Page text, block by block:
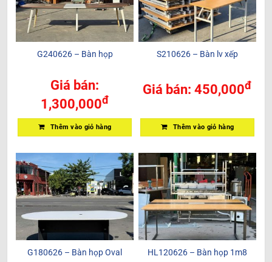
G240626 – Bàn họp
Giá bán:
1,300,000đ
Thêm vào giỏ hàng
S210626 – Bàn lv xếp
Giá bán: 450,000đ
Thêm vào giỏ hàng
G180626 – Bàn họp Oval HL120626 – Bàn họp 1m8